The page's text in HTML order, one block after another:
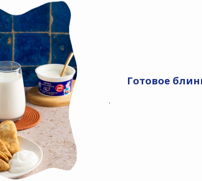
Готовое
.